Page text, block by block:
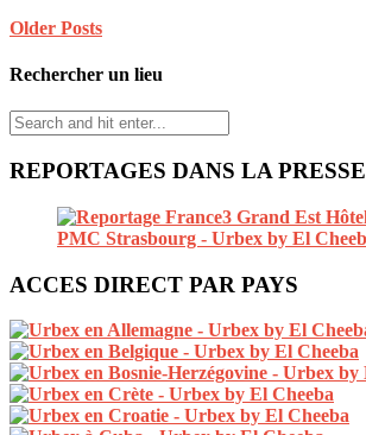
Older Posts
Rechercher un lieu
REPORTAGES DANS LA PRESSE
ACCES DIRECT PAR PAYS